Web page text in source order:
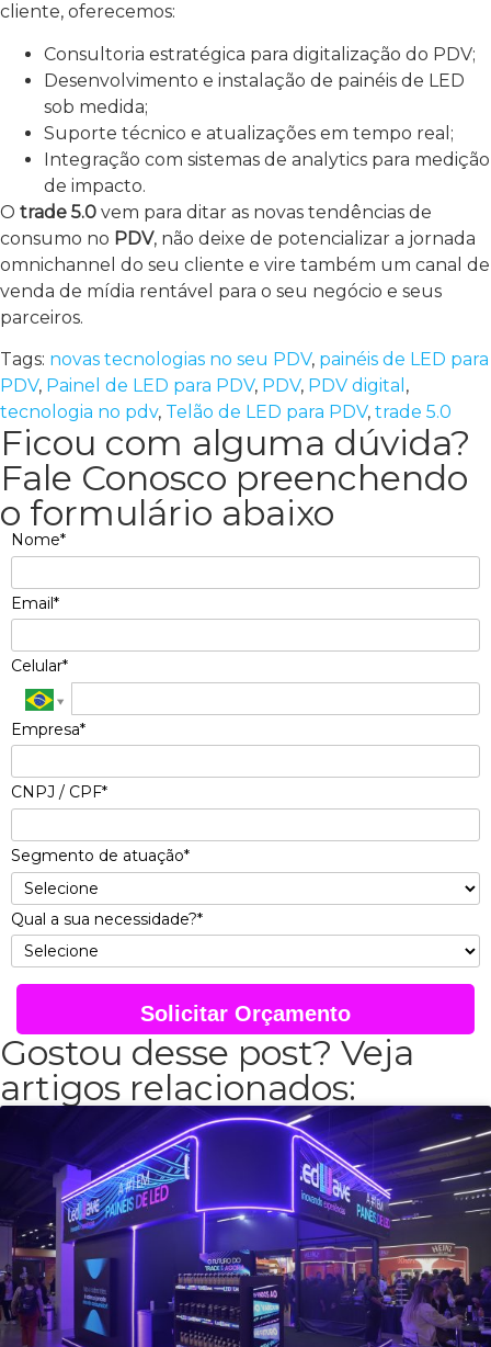
cliente, oferecemos:
Consultoria estratégica para digitalização do PDV;
Desenvolvimento e instalação de painéis de LED
sob medida;
Suporte técnico e atualizações em tempo real;
Integração com sistemas de analytics para medição
de impacto.
O trade 5.0 vem para ditar as novas tendências de
consumo no PDV, não deixe de potencializar a jornada
omnichannel do seu cliente e vire também um canal de
venda de mídia rentável para o seu negócio e seus
parceiros.
Tags: novas tecnologias no seu PDV, painéis de LED para
PDV, Painel de LED para PDV, PDV, PDV digital ,
tecnologia no pdv, Telão de LED para PDV, trade 5.0
Ficou com alguma dúvida?
Fale Conosco preenchendo
o formulário abaixo
Nome*
Email*
Celular*
Empresa*
CNPJ / CPF*
Segmento de atuação*
Qual a sua necessidade?*
Solicitar Orçamento
Gostou desse post? Veja
artigos relacionados: